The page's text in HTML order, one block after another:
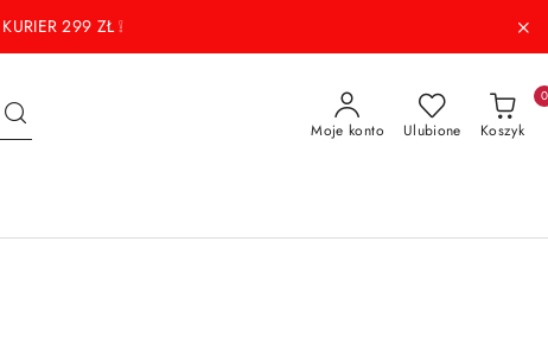
299 ZŁ ❕
Moje konto Ulubione Koszyk
0